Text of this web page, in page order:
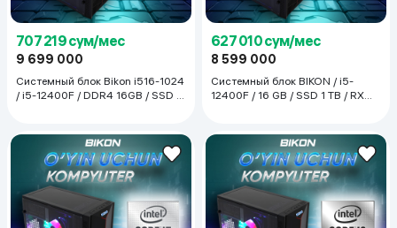
707 219 сум/мес
9 699 000
Системный блок Bikon i516-1024
/ i5-12400F / DDR4 16GB / SSD 1
627 010 сум/мес
8 599 000
Системный блок BIKON / i5-
12400F / 16 GB / SSD 1 TB / RX